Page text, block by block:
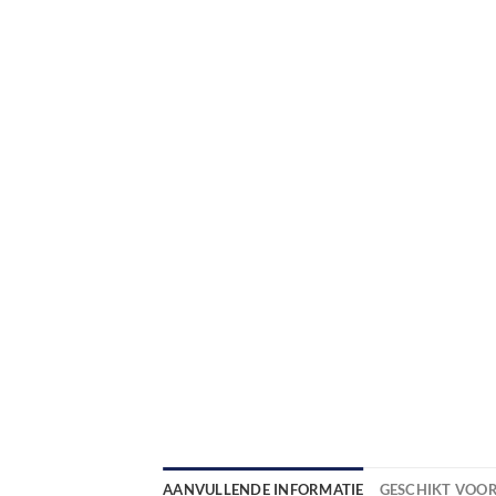
AANVULLENDE INFORMATIE GESCHIKT VOOR